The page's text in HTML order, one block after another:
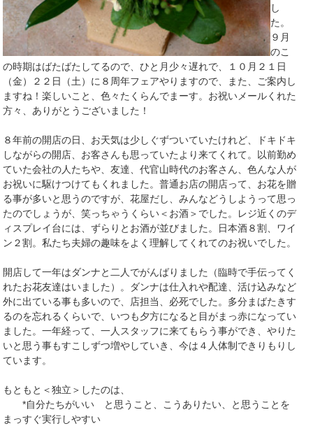
し
た。
９月
のこ
の時期はばたばたしてるので、ひと月少々遅れで、１０月２１日
（金）２２日（土）に８周年フェアやりますので、また、ご案内し
ますね！楽しいこと、色々たくらんでまーす。お祝いメールくれた
方々、ありがとうございました！
８年前の開店の日、お天気は少しぐずついていたけれど、ドキドキ
しながらの開店、お客さんも思っていたより来てくれて。以前勤め
ていた会社の人たちや、友達、代官山時代のお客さん、色んな人が
お祝いに駆けつけてもくれました。普通お店の開店って、お花を贈
る事が多いと思うのですが、花屋だし、みんなどうしようって思っ
たのでしょうが、笑っちゃうくらい＜お酒＞でした。レジ近くのデ
ィスプレイ台には、ずらりとお酒が並びました。日本酒８割、ワイ
ン２割。私たち夫婦の趣味をよく理解してくれてのお祝いでした。
開店して一年はダンナと二人でがんばりました（臨時で手伝ってく
れたお花友達はいました）。ダンナは仕入れや配達、活け込みなど
外に出ている事も多いので、店担当、必死でした。多分まばたきす
るのを忘れるくらいで、いつも夕方になると目がまっ赤になってい
ました。一年経って、一人スタッフに来てもらう事ができ、やりた
いと思う事もすこしずつ増やしていき、今は４人体制できりもりし
ています。
もともと＜独立＞したのは、
*自分たちがいい と思うこと、こうありたい、と思うことを
まっすぐ実行しやすい